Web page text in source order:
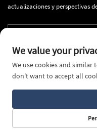
actualizaciones y perspectivas
derechos
We value your
We use cookies and
don't want to accept all